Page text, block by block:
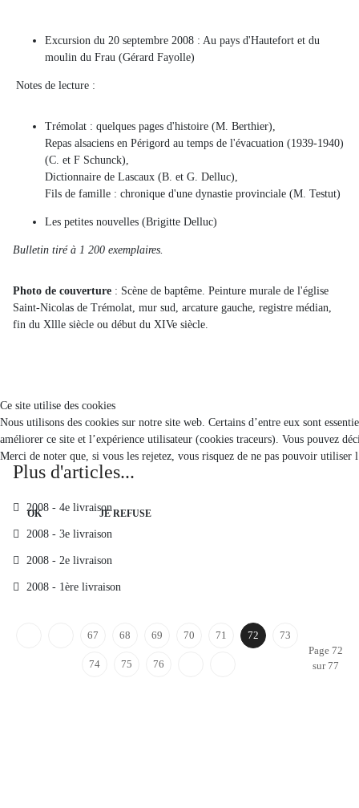
Excursion du 20 septembre 2008 : Au pays d'Hautefort et du
moulin du Frau (Gérard Fayolle)
Notes de lecture :
Trémolat : quelques pages d'histoire (M. Berthier),
Repas alsaciens en Périgord au temps de l'évacuation (1939-1940)
(C. et F Schunck),
Dictionnaire de Lascaux (B. et G. Delluc),
Fils de famille : chronique d'une dynastie provinciale (M. Testut)
Les petites nouvelles (Brigitte Delluc)
Bulletin tiré à 1 200 exemplaires.
Photo de couverture : Scène de baptême. Peinture murale de l'église
Saint-Nicolas de Trémolat, mur sud, arcature gauche, registre médian,
fin du Xllle siècle ou début du XIVe siècle.
Plus d'articles...
2008 - 4e livraison
2008 - 3e livraison
2008 - 2e livraison
2008 - 1ère livraison
Page 72
sur 77
67 68 69 70 71 72 73
74 75 76
Ce site utilise des cookies
Nous utilisons des cookies sur notre site web. Certains d’entre eux sont
améliorer ce site et l’expérience utilisateur (cookies traceurs). Vous pouvez
Merci de noter que, si vous les rejetez, vous risquez de ne pas pouvoir utiliser
OK JE REFUSE